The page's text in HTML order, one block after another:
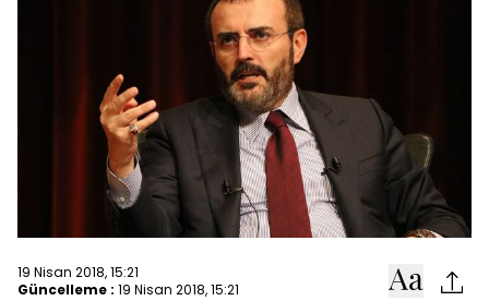
19 Nisan 2018, 15:21
Güncelleme : 19 Nisan 2018, 15:21